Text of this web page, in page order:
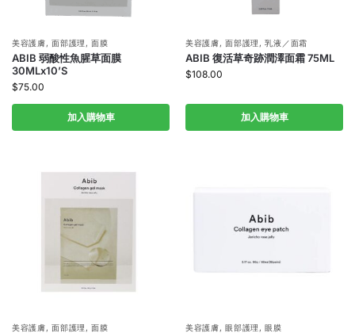
美容護膚,面部護理 ,面膜
ABIB 弱酸性魚腥草面膜
30MLx10’S
$75.00
加入購物車
美容護膚,面部護理 ,乳液／面霜
ABIB 復活草奇跡潤澤面霜 75ML
$108.00
加入購物車
美容護膚,面部護理 ,面膜 美容護膚,眼部護理 ,眼膜